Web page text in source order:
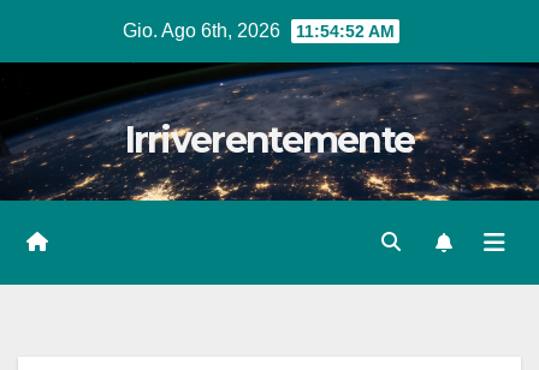
Gio. Ago 6th, 2026 11:54:54 AM
Irriverentemente